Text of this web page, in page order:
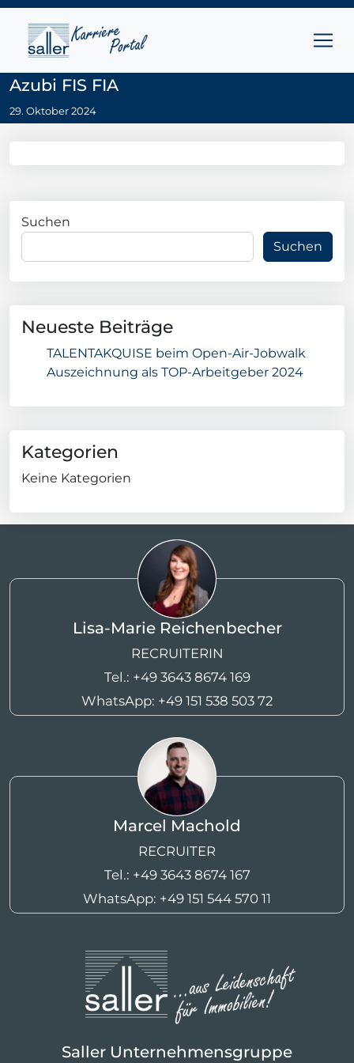
Zum Inhalt springen
Hauptnavigation
Azubi FIS FIA
29. Oktober 2024
Suchen
Suchen
Neueste Beiträge
TALENTAKQUISE beim Open-Air-Jobwalk
Auszeichnung als TOP-Arbeitgeber 2024
Kategorien
Keine Kategorien
Lisa-Marie Reichenbecher
RECRUITERIN
Tel.: +49 3643 8674 169
WhatsApp: +49 151 538 503 72
Marcel Machold
RECRUITER
Tel.: +49 3643 8674 167
WhatsApp: +49 151 544 570 11
Saller Unternehmensgruppe